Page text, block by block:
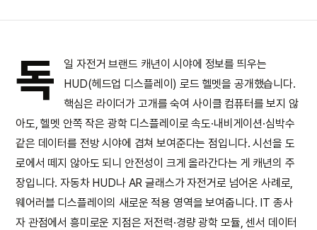
독
일 자전거 브랜드 캐년이 시야에 정보를 띄우는
HUD(헤드업 디스플레이) 로드 헬멧을 공개했습니다.
핵심은 라이더가 고개를 숙여 사이클 컴퓨터를 보지 않
아도, 헬멧 안쪽 작은 광학 디스플레이로 속도·내비게이션·심박수
같은 데이터를 전방 시야에 겹쳐 보여준다는 점입니다. 시선을 도
로에서 떼지 않아도 되니 안전성이 크게 올라간다는 게 캐년의 주
장입니다. 자동차 HUD나 AR 글래스가 자전거로 넘어온 사례로,
웨어러블 디스플레이의 새로운 적용 영역을 보여줍니다. IT 종사
자 관점에서 흥미로운 지점은 저전력·경량 광학 모듈, 센서 데이터